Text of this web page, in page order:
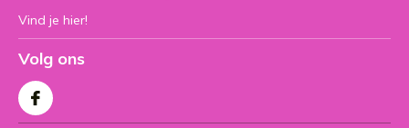
Vind je hier!
Volg ons